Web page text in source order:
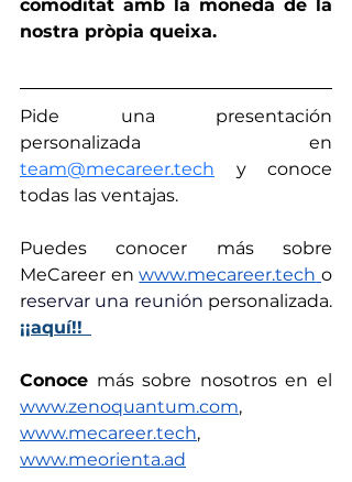
comoditat amb la moneda de la
nostra pròpia queixa.
Pide una presentación
team@mecareer.tech y conoce
todas las ventajas.
Puedes conocer más sobre
MeCareer en www.mecareer.tech o
reservar una reunión
¡¡aquí!!
Conoce
www.zenoquantum.com,
www.mecareer.tech
www.meorienta.ad